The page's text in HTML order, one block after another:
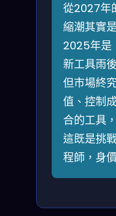
從2027年
縮潮其實
2025年是
新工具雨
但市場終
值、控制
合的工具
這既是挑
程師，身